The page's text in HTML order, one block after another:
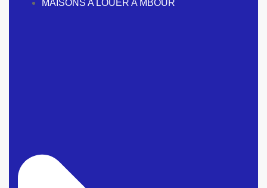
MAISONS A LOUER A MBOUR